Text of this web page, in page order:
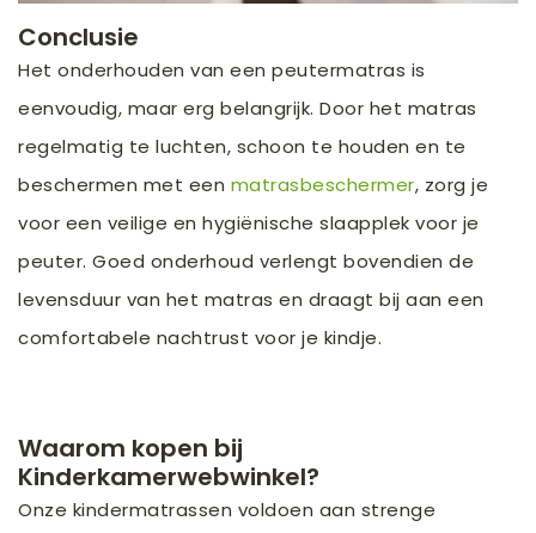
Conclusie
Het onderhouden van een peutermatras is
eenvoudig, maar erg belangrijk. Door het matras
regelmatig te luchten, schoon te houden en te
beschermen met een matrasbeschermer, zorg je
voor een veilige en hygiënische slaapplek voor je
peuter. Goed onderhoud verlengt bovendien de
levensduur van het matras en draagt bij aan een
comfortabele nachtrust voor je kindje.
Waarom kopen bij
Kinderkamerwebwinkel?
Onze kindermatrassen voldoen aan strenge